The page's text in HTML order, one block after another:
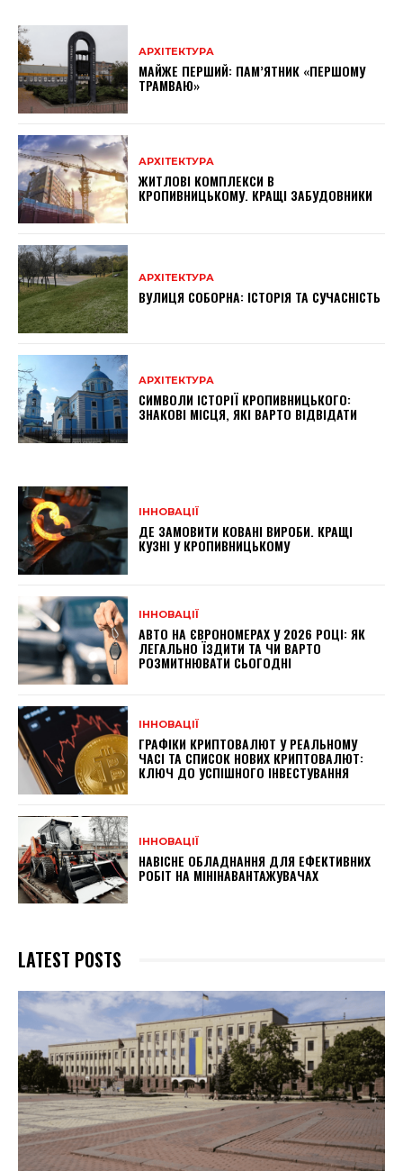
АРХІТЕКТУРА
МАЙЖЕ ПЕРШИЙ: ПАМ’ЯТНИК «ПЕРШОМУ
ТРАМВАЮ»
АРХІТЕКТУРА
ЖИТЛОВІ КОМПЛЕКСИ В
КРОПИВНИЦЬКОМУ. КРАЩІ ЗАБУДОВНИКИ
АРХІТЕКТУРА
ВУЛИЦЯ СОБОРНА: ІСТОРІЯ ТА СУЧАСНІСТЬ
АРХІТЕКТУРА
СИМВОЛИ ІСТОРІЇ КРОПИВНИЦЬКОГО:
ЗНАКОВІ МІСЦЯ, ЯКІ ВАРТО ВІДВІДАТИ
ІННОВАЦІЇ
ДЕ ЗАМОВИТИ КОВАНІ ВИРОБИ. КРАЩІ
КУЗНІ У КРОПИВНИЦЬКОМУ
ІННОВАЦІЇ
АВТО НА ЄВРОНОМЕРАХ У 2026 РОЦІ: ЯК
ЛЕГАЛЬНО ЇЗДИТИ ТА ЧИ ВАРТО
РОЗМИТНЮВАТИ СЬОГОДНІ
ІННОВАЦІЇ
ГРАФІКИ КРИПТОВАЛЮТ У РЕАЛЬНОМУ
ЧАСІ ТА СПИСОК НОВИХ КРИПТОВАЛЮТ:
КЛЮЧ ДО УСПІШНОГО ІНВЕСТУВАННЯ
ІННОВАЦІЇ
НАВІСНЕ ОБЛАДНАННЯ ДЛЯ ЕФЕКТИВНИХ
РОБІТ НА МІНІНАВАНТАЖУВАЧАХ
LATEST POSTS